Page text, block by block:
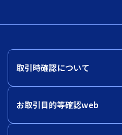
取引時確認について
お取引目的等確認web